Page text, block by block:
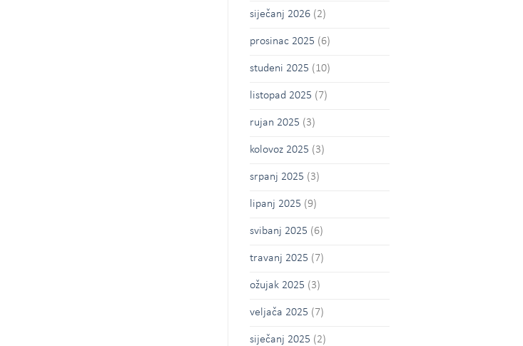
siječanj 2026(2)
prosinac 2025 (6)
studeni 2025 (10)
listopad 2025 (7)
rujan 2025 (3)
kolovoz 2025 (3)
srpanj 2025 (3)
lipanj 2025 (9)
svibanj 2025 (6)
travanj 2025 (7)
ožujak 2025 (3)
veljača 2025 (7)
siječanj 2025 (2)